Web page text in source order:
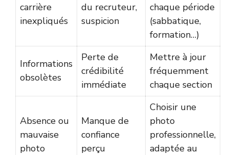
carrière
inexpliqués
du recruteur,
suspicion
chaque période
(sabbatique,
formation…)
Informations
obsolètes
Perte de
crédibilité
immédiate
Mettre à jour
fréquemment
chaque section
Absence ou
mauvaise
photo
Manque de
confiance
perçu
Choisir une
photo
professionnelle,
adaptée au